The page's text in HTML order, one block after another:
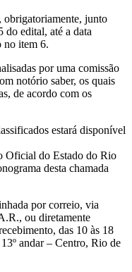
obrigatoriamente, junto
do edital, até a data
no item 6.
por uma comissão
notório saber, os quais
de acordo com os
estará disponível
Oficial do Estado do Rio
desta chamada
por correio, via
ou diretamente
das 10 às 18
andar – Centro, Rio de